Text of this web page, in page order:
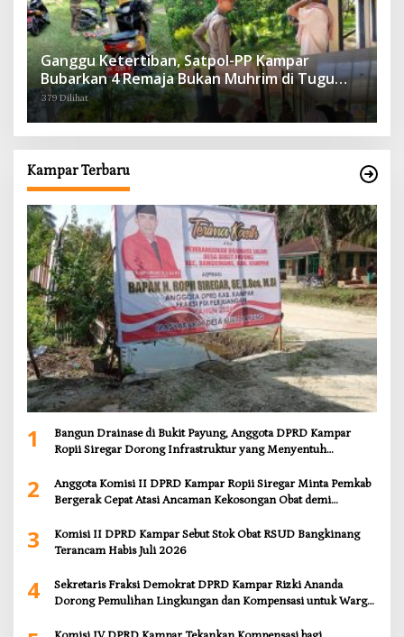
Ganggu Ketertiban, Satpol-PP Kampar
Bubarkan 4 Remaja Bukan Muhrim di Tugu
Batu Hitam dan Tigo Tungku Sajoangan
379 Dilihat
Kampar Terbaru
1
Bangun Drainase di Bukit Payung, Anggota DPRD Kampar
Ropii Siregar Dorong Infrastruktur yang Menyentuh
2
Anggota Komisi II DPRD Kampar Ropii Siregar Minta Pemkab
Bergerak Cepat Atasi Ancaman Kekosongan Obat demi
3
Komisi II DPRD Kampar Sebut Stok Obat RSUD Bangkinang
Terancam Habis Juli 2026
4
Sekretaris Fraksi Demokrat DPRD Kampar Rizki Ananda
Dorong Pemulihan Lingkungan dan Kompensasi untuk Warga